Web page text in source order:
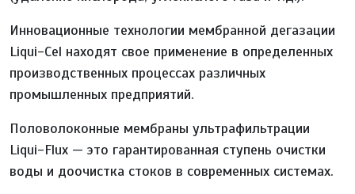
Инновационные технологии мембранной дегазации
Liqui-Cel находят свое применение в определенных
производственных процессах различных
промышленных предприятий.
Половолоконные мембраны ультрафильтрации
Liqui-Flux — это гарантированная ступень очистки
воды и доочистка стоков в современных системах.